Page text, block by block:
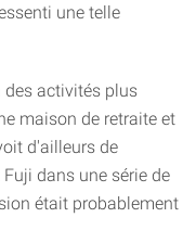
une telle
des activités plus
maison de retraite et
d'ailleurs de
dans une série de
était probablement